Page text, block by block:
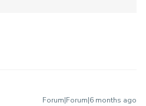
Forum|Forum|6 months ago